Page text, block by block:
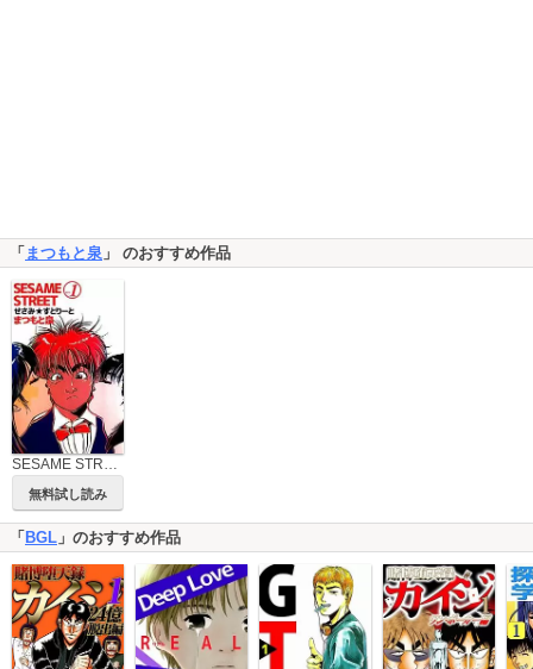
「 まつもと泉 」 のおすすめ作品
無料試し読み
「 BGL 」のおすすめ作品